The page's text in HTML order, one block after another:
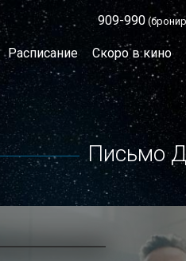
909-990
Расписание Скоро в кино
Письмо